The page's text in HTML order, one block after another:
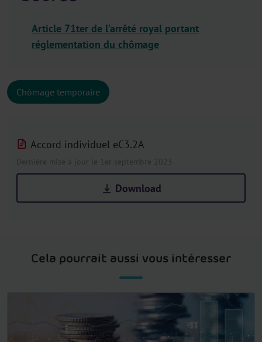
Article 71ter de l’arrêté royal portant
réglementation du chômage
Chômage temporaire
Accord individuel eC3.2A
Download
Cela pourrait aussi vous intéresser